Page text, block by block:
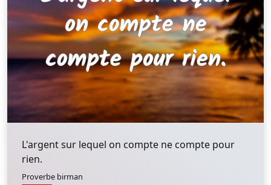
L'argent sur lequel on compte ne compte pour
rien.
Proverbe birman